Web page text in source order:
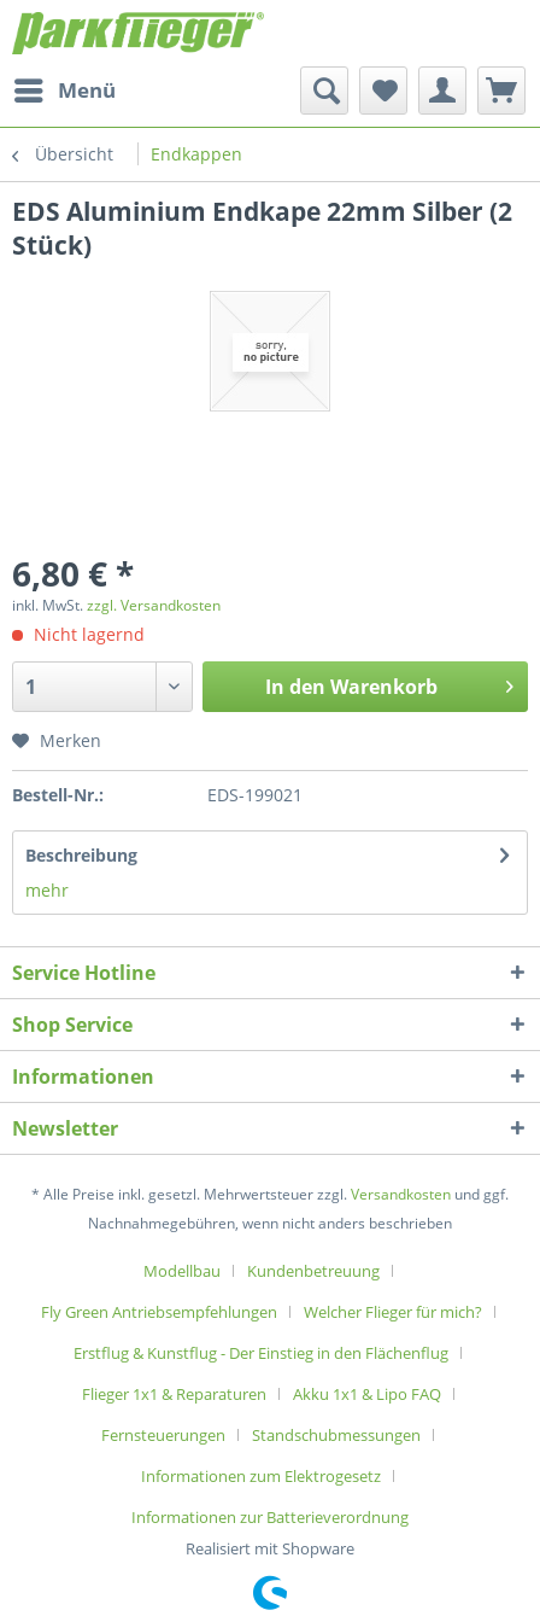
Menü
Übersicht Endkappen
EDS Aluminium Endkape 22mm Silber (2
Stück)
6,80 € *
inkl. MwSt.zzgl. Versandkosten
Nicht lagernd
In den Warenkorb
Merken
Bestell-Nr.: EDS-199021
Beschreibung
mehr
Service Hotline
Shop Service
Informationen
Newsletter
* Alle Preise inkl. gesetzl. Mehrwertsteuer zzgl.Versandkosten und ggf.
Nachnahmegebühren, wenn nicht anders beschrieben
Modellbau
Kundenbetreuung
Fly Green Antriebsempfehlungen
Welcher Flieger für mich?
Erstflug & Kunstflug - Der Einstieg in den Flächenflug
Flieger 1x1 & Reparaturen
Akku 1x1 & Lipo FAQ
Fernsteuerungen
Standschubmessungen
Informationen zum Elektrogesetz
Informationen zur Batterieverordnung
Realisiert mit Shopware